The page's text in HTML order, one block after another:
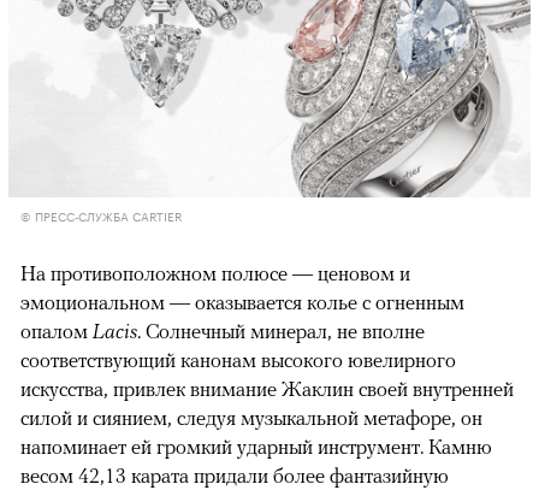
© ПРЕСС-СЛУЖБА CARTIER
На противоположном полюсе — ценовом и
эмоциональном — оказывается колье с огненным
опалом Lacis. Солнечный минерал, не вполне
соответствующий канонам высокого ювелирного
искусства, привлек внимание Жаклин своей внутренней
силой и сиянием, следуя музыкальной метафоре, он
напоминает ей громкий ударный инструмент. Камню
весом 42,13 карата придали более фантазийную